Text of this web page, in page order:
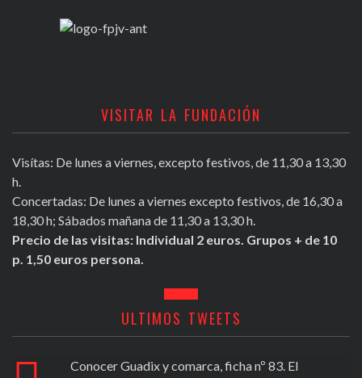
VISITAR LA FUNDACIÓN
Visítas: De lunes a viernes, excepto festivos, de 11,30 a 13,30
h.
Concertadas: De lunes a viernes excepto festivos, de 16,30 a
18,30 h; Sábados mañana de 11,30 a 13,30 h.
Precio de las visitas: Individual 2 euros. Grupos + de 10
p. 1,50 euros persona.
ULTIMOS TWEETS
Conocer Guadix y comarca, ficha nº 83. El